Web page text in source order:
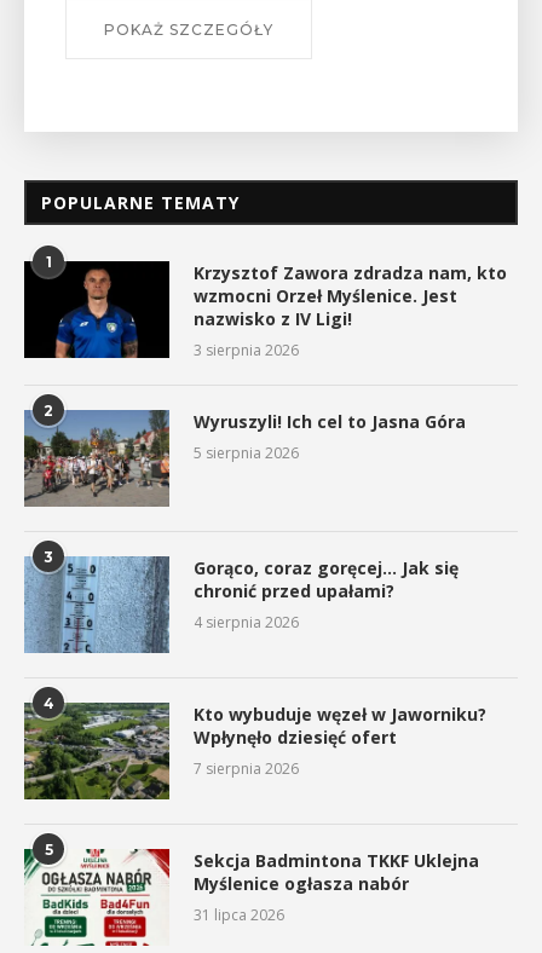
POKAŻ SZCZEGÓŁY
POPULARNE TEMATY
1
Krzysztof Zawora zdradza nam, kto
wzmocni Orzeł Myślenice. Jest
nazwisko z IV Ligi!
3 sierpnia 2026
2 Wyruszyli! Ich cel to Jasna Góra
5 sierpnia 2026
3
Gorąco, coraz goręcej… Jak się
chronić przed upałami?
4 sierpnia 2026
4
Kto wybuduje węzeł w Jaworniku?
Wpłynęło dziesięć ofert
7 sierpnia 2026
5
Sekcja Badmintona TKKF Uklejna
Myślenice ogłasza nabór
31 lipca 2026